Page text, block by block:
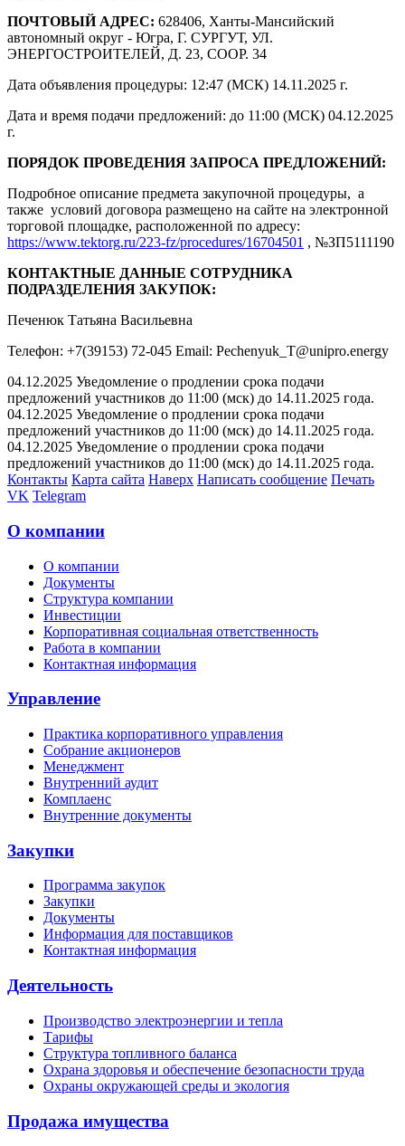
ПОЧТОВЫЙ АДРЕС: 628406, Ханты-Мансийский
автономный округ - Югра, Г. СУРГУТ, УЛ.
ЭНЕРГОСТРОИТЕЛЕЙ, Д. 23, СООР. 34
Дата объявления процедуры: 12:47 (МСК) 14.11.2025 г.
Дата и время подачи предложений: до 11:00 (МСК) 04.12.2025
г.
ПОРЯДОК ПРОВЕДЕНИЯ ЗАПРОСА ПРЕДЛОЖЕНИЙ:
Подробное описание предмета закупочной процедуры, а
также условий договора размещено на сайте на электронной
торговой площадке, расположенной по адресу:
https://www.tektorg.ru/223-fz/procedures/16704501 , №ЗП5111190
КОНТАКТНЫЕ ДАННЫЕ СОТРУДНИКА
ПОДРАЗДЕЛЕНИЯ ЗАКУПОК:
Печенюк Татьяна Васильевна
Телефон: +7(39153) 72-045 Email: Pechenyuk_T@unipro.energy
04.12.2025 Уведомление о продлении срока подачи
предложений участников до 11:00 (мск) до 14.11.2025 года.
04.12.2025 Уведомление о продлении срока подачи
предложений участников до 11:00 (мск) до 14.11.2025 года.
04.12.2025 Уведомление о продлении срока подачи
предложений участников до 11:00 (мск) до 14.11.2025 года.
Контакты Карта сайта Наверх Написать сообщение Печать
VK Telegram
О компании
О компании
Документы
Структура компании
Инвестиции
Корпоративная социальная ответственность
Работа в компании
Контактная информация
Управление
Практика корпоративного управления
Собрание акционеров
Менеджмент
Внутренний аудит
Комплаенс
Внутренние документы
Закупки
Программа закупок
Закупки
Документы
Информация для поставщиков
Контактная информация
Деятельность
Производство электроэнергии и тепла
Тарифы
Структура топливного баланса
Охрана здоровья и обеспечение безопасности труда
Охраны окружающей среды и экология
Продажа имущества